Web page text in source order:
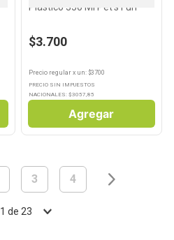
Plástico 350 Ml Pet's Fun
$3.700
Precio regularx un: $3700
PRECIO SIN IMPUESTOS
NACIONALES: $3057,85
Agregar
3 4
1 de 23